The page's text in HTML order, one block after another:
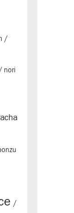
/
nori
/